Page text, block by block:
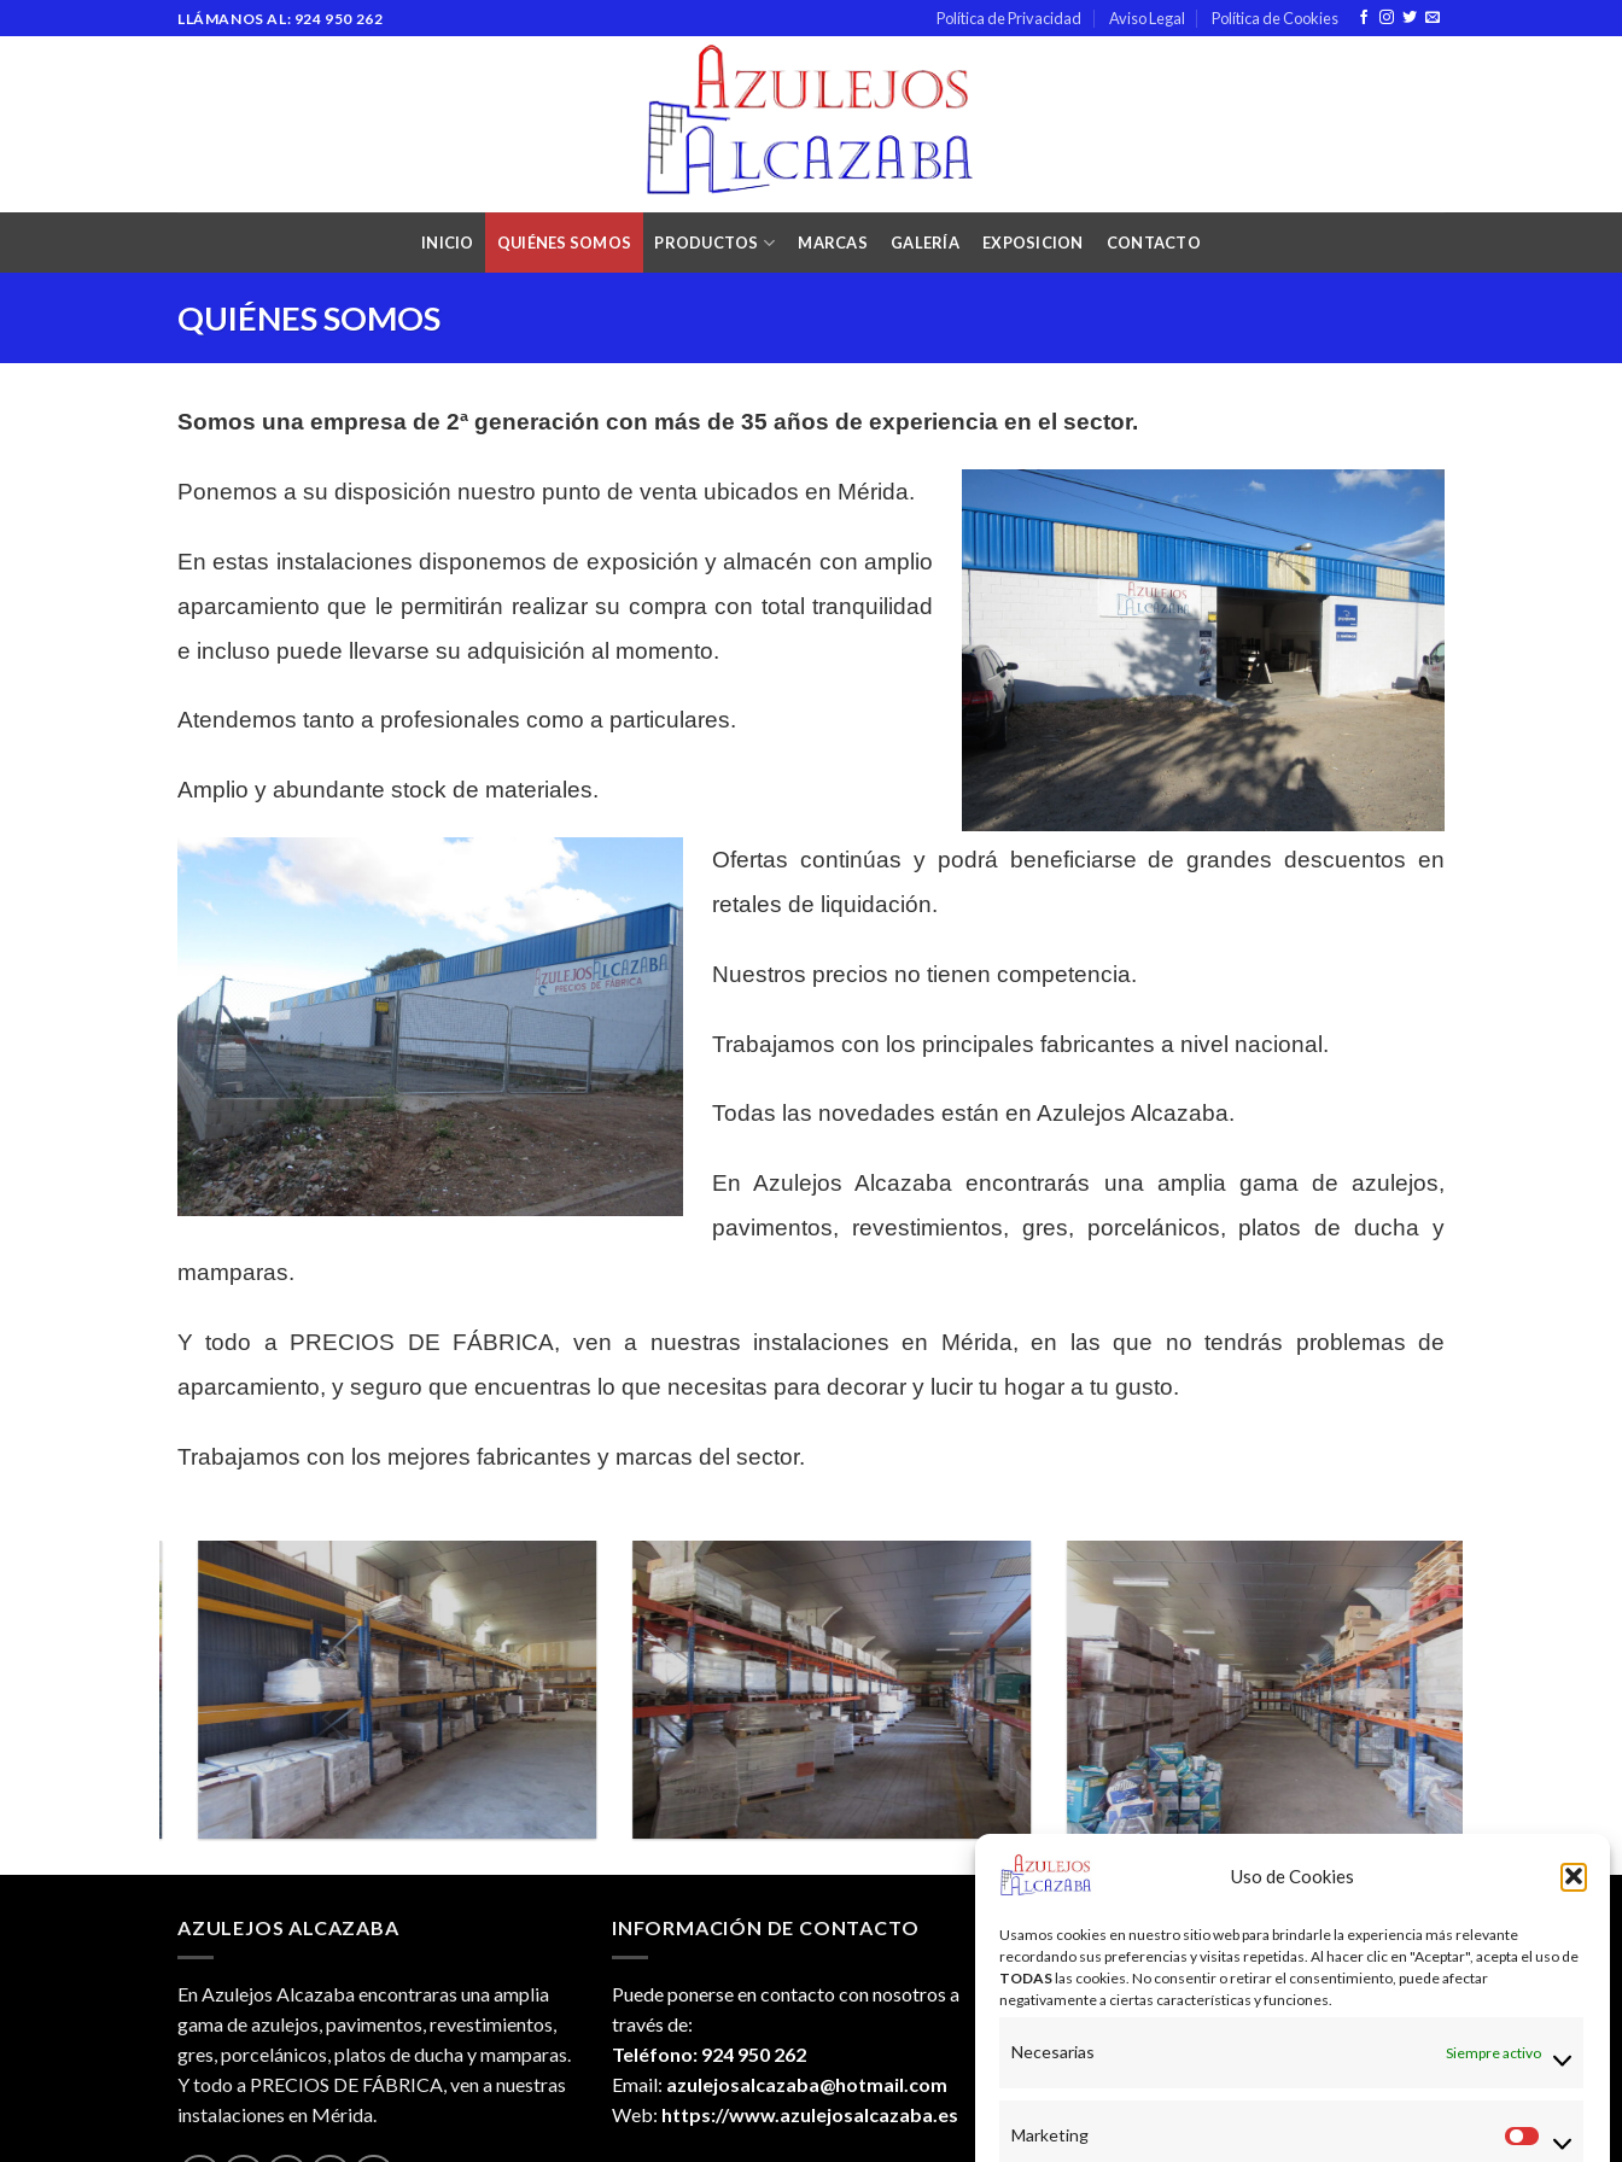
Uso de Cookies
Usamos cookies en nuestro sitio web para brindarle la experiencia más relevante
recordando sus preferencias y visitas repetidas. Al hacer clic en "Aceptar", acepta el uso de
TODASlas cookies. No consentir o retirar el consentimiento, puede afectar
negativamente a ciertas características y funciones.
Necesarias Siempre activo
Marketing
to
LLÁMANOS AL: 924 950 262 Política de Privacidad Aviso Legal Política de Cookies
INICIO QUIÉNES SOMOS PRODUCTOS MARCAS GALERÍA EXPOSICION CONTACTO
QUIÉNES SOMOS
Somos una empresa de 2ª generación con más de 35 años de experiencia en el sector.
Ponemos a su disposición nuestro punto de venta ubicados en Mérida.
En estas instalaciones disponemos de exposición y almacén con amplio
aparcamiento que le permitirán realizar su compra con total tranquilidad
e incluso puede llevarse su adquisición al momento.
Atendemos tanto a profesionales como a particulares.
Amplio y abundante stock de materiales.
Ofertas continúas y podrá beneficiarse de grandes descuentos en
retales de liquidación.
Nuestros precios no tienen competencia.
Trabajamos con los principales fabricantes a nivel nacional.
Todas las novedades están en Azulejos Alcazaba.
En Azulejos Alcazaba encontrarás una amplia gama de azulejos,
pavimentos, revestimientos, gres, porcelánicos, platos de ducha y
mamparas.
Y todo a PRECIOS DE FÁBRICA, ven a nuestras instalaciones en Mérida, en las que no tendrás problemas de
aparcamiento, y seguro que encuentras lo que necesitas para decorar y lucir tu hogar a tu gusto.
Trabajamos con los mejores fabricantes y marcas del sector.
AZULEJOS ALCAZABA
En Azulejos Alcazaba encontraras una amplia
gama de azulejos, pavimentos, revestimientos,
gres, porcelánicos, platos de ducha y mamparas.
Y todo a PRECIOS DE FÁBRICA, ven a nuestras
instalaciones en Mérida.
INFORMACIÓN DE CONTACTO
Puede ponerse en contacto con nosotros a
través de:
Teléfono: 924 950 262
Email: azulejosalcazaba@hotmail.com
Web: https://www.azulejosalcazaba.es
NUESTRO HORARIO
Lunes a Viernes: 8:30h – 13:30h
Sábados: 9:00h – 13:00h